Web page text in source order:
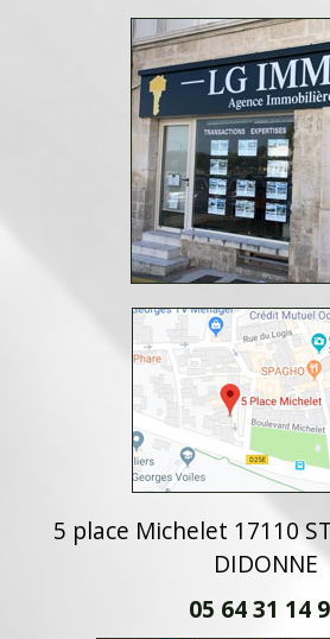
5 place Michelet 17110 ST
DIDONNE
05 64 31 14